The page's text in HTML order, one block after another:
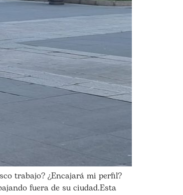
trabajo? ¿Encajará mi perfil?
fuera de su ciudad.Esta